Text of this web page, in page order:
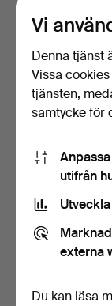
JOHN
(1899-1969). VAS,
rinnglasy…
Klubbades 8 aug
4 bud
Vi
Denna tjänst
Vissa
tjänsten,
samtycke för
utifrån
externa
Du kan läsa